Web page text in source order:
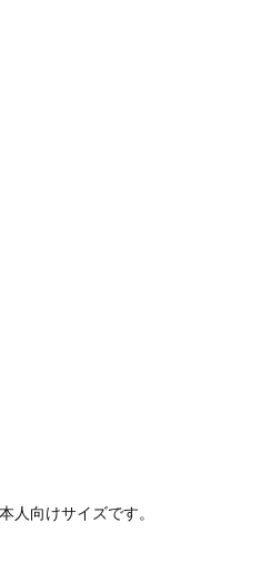
人向けサイズです。